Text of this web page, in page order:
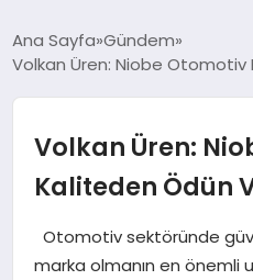
EĞITIM
EKONOMI
MAGAZIN
Ana Sayfa Gündem
Volkan Üren: Niobe
Volkan Üren:
Kaliteden Ödün
Otomotiv sektöründe
marka olmanın en önemli